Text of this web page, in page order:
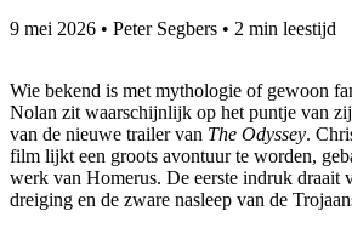
9 mei 2026 • Peter Segbers • 2 min leestijd
Wie bekend is met mythologie of gewoon
Nolan zit waarschijnlijk op het puntje van
van de nieuwe trailer van The Odyssey.
film lijkt een groots avontuur te worden,
werk van Homerus. De eerste indruk draait
dreiging en de zware nasleep van de